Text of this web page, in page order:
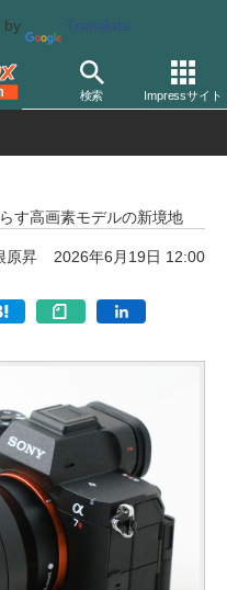
by Translate
検索 Impressサイト
カメラ ソニー
す高画素モデルの新境地
原昇 2026年6月19日 12:00